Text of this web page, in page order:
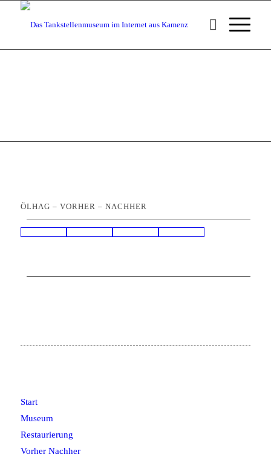
ÖLHAG – VORHER – NACHHER
Start
Museum
Restaurierung
Vorher Nachher